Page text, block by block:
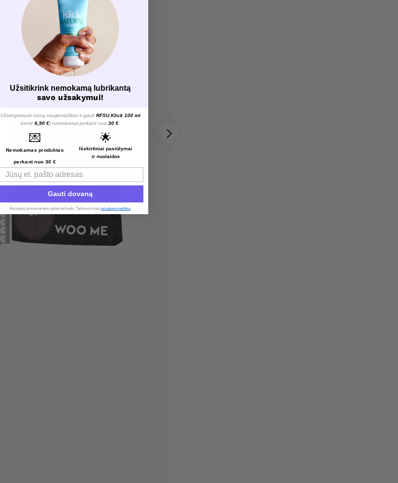
Užsitikrink nemokamą lubrikantą
savo užsakymui!
Užsiregistruok mūsų naujienlaiškiui ir gauk RFSU Klick 100 ml
(vertė 6,90 €) nemokamai perkant nuo 30 €
💌
Nemokamas produktas
perkant nuo 30 €
🌟
Išskirtiniai pasiūlymai
ir nuolaidos
Email
Gauti dovaną
Atsisakyti prenumeratos galite bet kada. Taikoma mūsų privatumo politika